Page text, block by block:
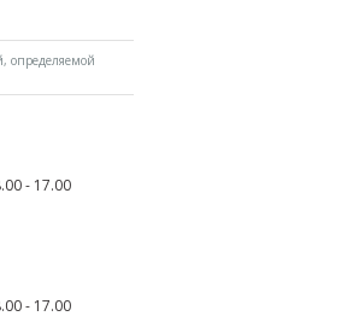
определяемой
- 17.00
- 17.00